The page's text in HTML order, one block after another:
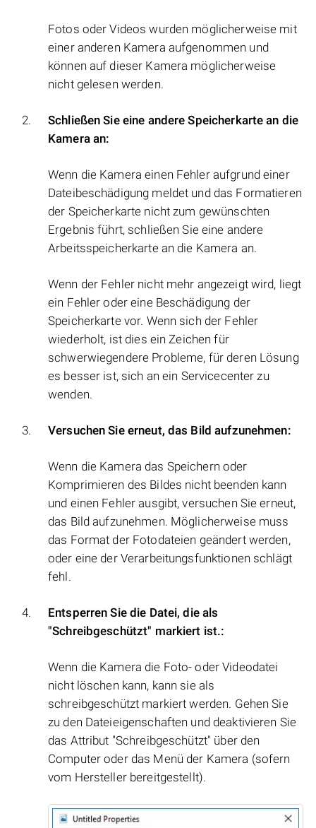
Fotos oder Videos wurden möglicherweise mit
einer anderen Kamera aufgenommen und
können auf dieser Kamera möglicherweise
nicht gelesen werden.
Schließen Sie eine andere Speicherkarte an die
Kamera an:
Wenn die Kamera einen Fehler aufgrund einer
Dateibeschädigung meldet und das Formatieren
der Speicherkarte nicht zum gewünschten
Ergebnis führt, schließen Sie eine andere
Arbeitsspeicherkarte an die Kamera an.
Wenn der Fehler nicht mehr angezeigt wird, liegt
ein Fehler oder eine Beschädigung der
Speicherkarte vor. Wenn sich der Fehler
wiederholt, ist dies ein Zeichen für
schwerwiegendere Probleme, für deren Lösung
es besser ist, sich an ein Servicecenter zu
wenden.
Versuchen Sie erneut, das Bild aufzunehmen:
Wenn die Kamera das Speichern oder
Komprimieren des Bildes nicht beenden kann
und einen Fehler ausgibt, versuchen Sie erneut,
das Bild aufzunehmen. Möglicherweise muss
das Format der Fotodateien geändert werden,
oder eine der Verarbeitungsfunktionen schlägt
fehl.
Entsperren Sie die Datei, die als
"Schreibgeschützt" markiert ist.:
Wenn die Kamera die Foto- oder Videodatei
nicht löschen kann, kann sie als
schreibgeschützt markiert werden. Gehen Sie
zu den Dateieigenschaften und deaktivieren Sie
das Attribut "Schreibgeschützt" über den
Computer oder das Menü der Kamera (sofern
vom Hersteller bereitgestellt).